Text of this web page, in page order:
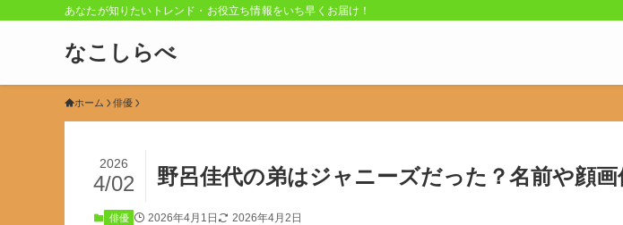
あなたが知りたいトレンド・お役立ち情報をいち早くお届け！
なこしらべ
ホーム 俳優
野呂佳代の弟はジャニーズだった？名前や顔画
2026
4/02
俳優 2026年4月1日 2026年4月2日